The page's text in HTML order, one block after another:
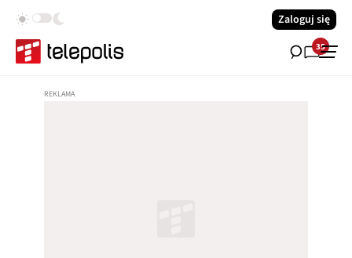
Zaloguj się
35